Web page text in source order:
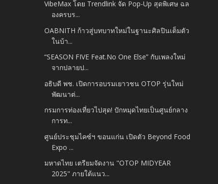
VibeMax โดย Trendlink จัด Pop-Up สุดพิเศษ ฉล
องครบร...
OABNITH ก้าวสู่บทบาทใหม่ในฐานะศิลปินเต็มตัว
ในบ้า...
“SEASON FIVE Feat.No One Else” กับเพลงใหม่
จากปลายป...
อธิบดี พช. เปิดการอบรมเยาวชน OTOP รุ่นใหม่
พัฒนาต่...
กรมการท่องเที่ยวไปสุด! ปักหมุดไทยเป็นศูนย์กลาง
การท...
ศูนย์ประชุมไคซ์ฯ ขอนแก่น เปิดตัว Beyond Food
Expo ...
มหาดไทย เตรียมจัดงาน "OTOP MIDYEAR
2025" ภายใต้แนว...